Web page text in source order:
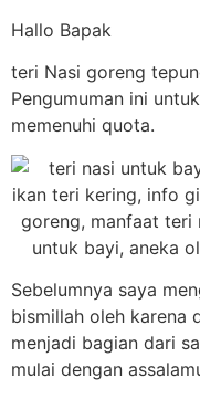
Hallo Bapak
teri Nasi goreng
Pengumuman ini
memenuhi quota.
Sebelumnya saya
bismillah oleh karena
menjadi bagian dari
mulai dengan